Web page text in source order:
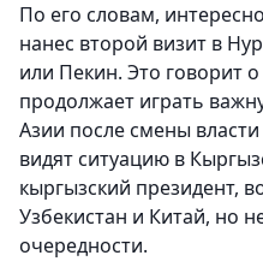
По его словам,
нанес второй визит в
или Пекин. Это говорит
продолжает играть
Азии после смены
видят ситуацию в
кыргызский президент,
Узбекистан и Китай, но
очередности.